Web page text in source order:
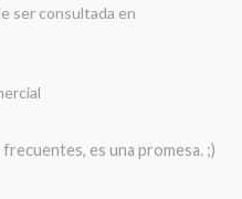
ser consultada en
es una promesa. ;)